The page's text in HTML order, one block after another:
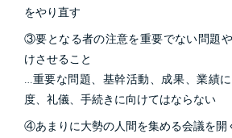
をやり直す
③要となる者の注意を重要でない問題
けさせること
…重要な問題、基幹活動、成果、業績
度、礼儀、手続きに向けてはならない
④あまりに大勢の人間を集める会議を開